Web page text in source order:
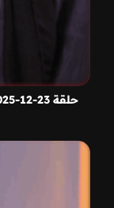
حلقة 23-12-2025